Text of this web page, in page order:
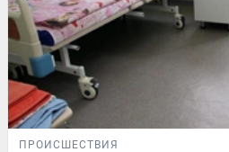
ПРОИСШЕСТВИЯ